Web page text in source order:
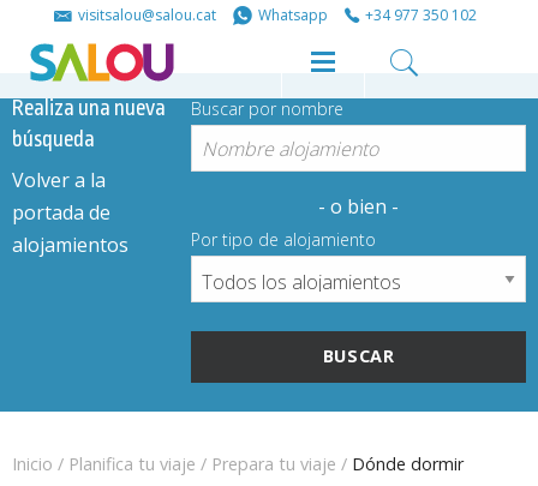
Share
on
Facebook
Share
on
Twitter
visitsalou@salou.cat Whatsapp +34 977 350 102
Realiza una nueva
búsqueda
Volver a la
portada de
alojamientos
Buscar por nombre
- o bien -
Por tipo de alojamiento
Inicio / Planifica tu viaje / Prepara tu viaje / Dónde dormir